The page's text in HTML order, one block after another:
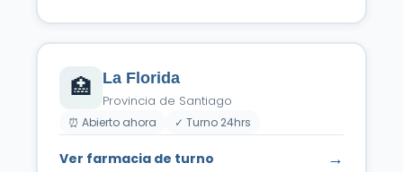
🏥 La Florida
Provincia de Santiago
⏰ Abierto ahora ✓ Turno 24hrs
Ver farmacia de turno →